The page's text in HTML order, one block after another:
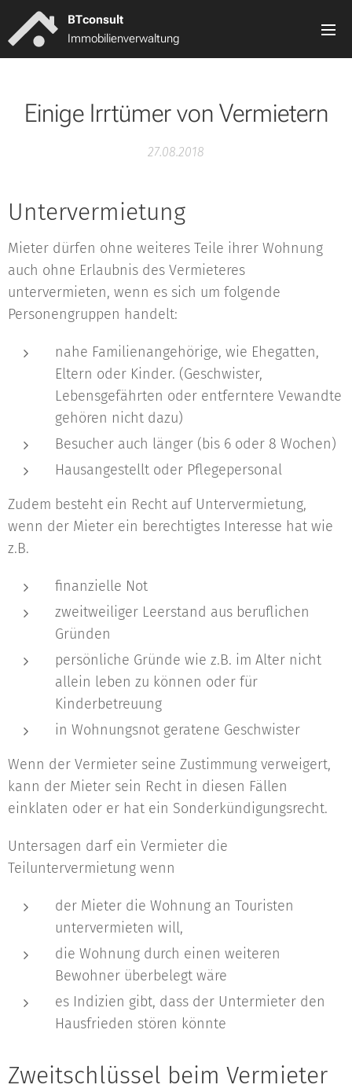
BTconsult
Immobilienverwaltung
Einige Irrtümer von Vermietern
27.08.2018
Untervermietung
Mieter dürfen ohne weiteres Teile ihrer Wohnung
auch ohne Erlaubnis des Vermieteres
untervermieten, wenn es sich um folgende
Personengruppen handelt:
nahe Familienangehörige, wie Ehegatten,
Eltern oder Kinder. (Geschwister,
Lebensgefährten oder entferntere Vewandte
gehören nicht dazu)
Besucher auch länger (bis 6 oder 8 Wochen)
Hausangestellt oder Pflegepersonal
Zudem besteht ein Recht auf Untervermietung,
wenn der Mieter ein berechtigtes Interesse hat wie
z.B.
finanzielle Not
zweitweiliger Leerstand aus beruflichen
Gründen
persönliche Gründe wie z.B. im Alter nicht
allein leben zu können oder für
Kinderbetreuung
in Wohnungsnot geratene Geschwister
Wenn der Vermieter seine Zustimmung verweigert,
kann der Mieter sein Recht in diesen Fällen
einklaten oder er hat ein Sonderkündigungsrecht.
Untersagen darf ein Vermieter die
Teiluntervermietung wenn
der Mieter die Wohnung an Touristen
untervermieten will,
die Wohnung durch einen weiteren
Bewohner überbelegt wäre
es Indizien gibt, dass der Untermieter den
Hausfrieden stören könnte
Zweitschlüssel beim Vermieter